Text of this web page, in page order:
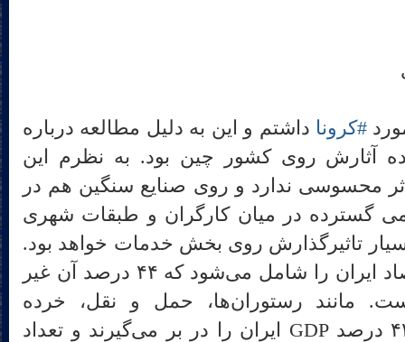
#کرونا داشتم و این به دلیل مطالعه درباره
آثارش روی کشور چین بود. به نظرم این
محسوسی ندارد و روی صنایع سنگین هم در
گسترده در میان کارگران و طبقات شهری
تاثیرگذارش روی بخش خدمات خواهد بود.
این بخش حدود ۵۵ درصد اقتصاد ایران را شامل می‌شود که ۴۴ درصد آن غیر
مانند رستوران‌ها، حمل و نقل، خرده
GDP
ایران را در بر می‌گیرند و تعداد